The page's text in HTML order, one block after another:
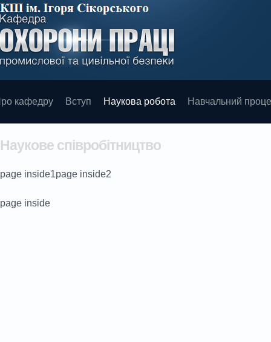
кафедру Вступ Наукова робота Навчальний
Наукове співробітництво
page inside1page inside2
page inside